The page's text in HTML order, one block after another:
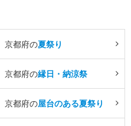
京都府の夏祭り
京都府の縁日・納涼祭
京都府の屋台のある夏祭り